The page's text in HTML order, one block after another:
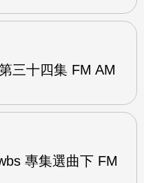
三十四集 FM AM
專集選曲下 FM